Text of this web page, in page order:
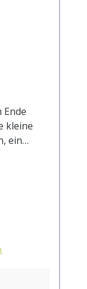
Ende
kleine
ein
Düfte